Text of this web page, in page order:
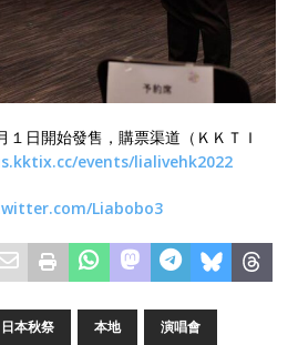
１日開始發售，購票渠道（ＫＫＴＩ
events/lialivehk2022
Liabobo3
日本秋祭 本地 演唱會